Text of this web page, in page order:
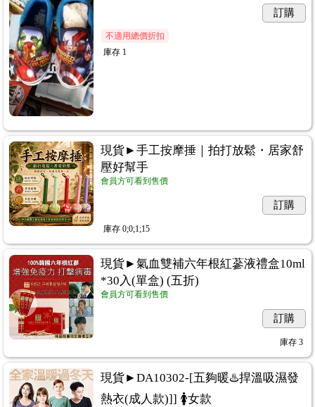
訂購
不適用總價折扣
庫存 1
現貨►手工按摩捶｜拍打放鬆・居家舒
壓好幫手
會員方可看到售價
訂購
庫存 0;0;1;15
現貨►氣血雙補六年根紅蔘液禮盒10ml
*30入(單盒) (五折)
會員方可看到售價
訂購
庫存 3
現貨►DA10302-[五夠暖♨️捍溫吸濕發
熱衣(成人款)]] 🚺女款